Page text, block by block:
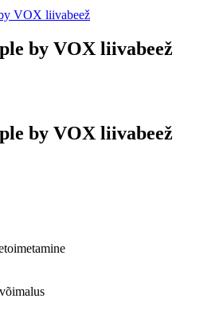
VOX liivabeež
by VOX liivabeež
by VOX liivabeež